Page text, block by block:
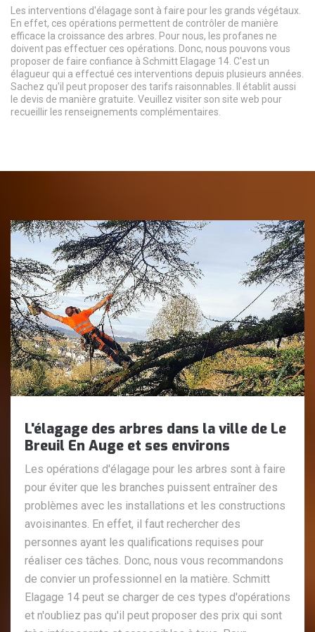
Les interventions d'élagage sont à faire pour les grands végétaux.
En effet, ces opérations permettent de contrôler de manière
efficace la croissance des arbres. Pour nous, les profanes ne
doivent pas effectuer ces opérations. Donc, nous pouvons vous
proposer de faire confiance à Schmitt Elagage 14. C'est un
élagueur qui a effectué ces interventions depuis plusieurs années.
Sachez qu'il peut proposer des tarifs raisonnables. Il établit aussi
le devis de manière gratuite. Veuillez visiter son site web pour
recueillir les renseignements complémentaires.
L'élagage des arbres dans la ville de Le
Breuil En Auge et ses environs
Les opérations d'élagage pour les arbres sont à faire
pour éviter que les branches puissent entraîner des
problèmes avec les installations et les constructions
avoisinantes. En effet, il faut rechercher des
personnes ayant les qualifications requises pour
réaliser ces tâches. Donc, nous vous recommandons
de convier un professionnel en la matière. Schmitt
Elagage 14 peut se charger de ces types d'opérations
et n'oubliez pas qu'il peut proposer des prix qui sont